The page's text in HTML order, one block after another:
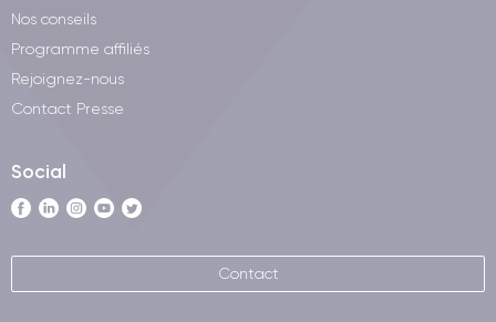
Nos conseils
Programme affiliés
Rejoignez-nous
Contact Presse
Social
Contact